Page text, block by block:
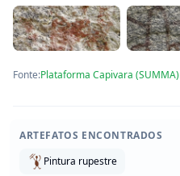
Fonte:Plataforma Capivara (SUMMA)
ARTEFATOS ENCONTRADOS
Pintura rupestre